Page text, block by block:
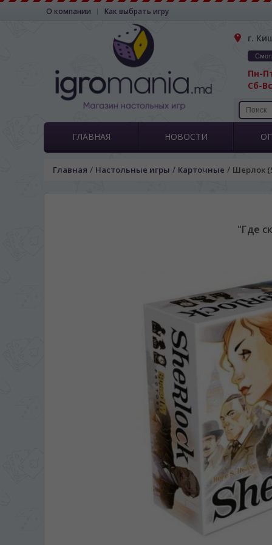
О компании Как выбрать игру
г.
Пн-
Сб-
ГЛАВНАЯ НОВОСТИ
Главная / Настольные игры / Карточные / Шерлок
"Где